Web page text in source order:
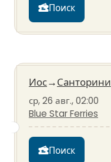
Поиск
Иос→Санторини
ср, 26 авг., 02:00
Blue Star Ferries
Поиск